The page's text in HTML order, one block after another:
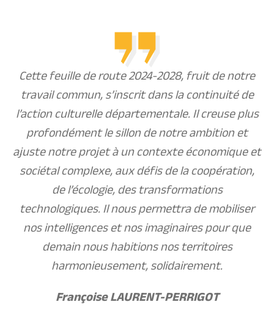
Cette feuille de route 2024-2028, fruit de notre
travail commun, s’inscrit dans la continuité de
l’action culturelle départementale. Il creuse plus
profondément le sillon de notre ambition et
ajuste notre projet à un contexte économique et
sociétal complexe, aux défis de la coopération,
de l’écologie, des transformations
technologiques. Il nous permettra de mobiliser
nos intelligences et nos imaginaires pour que
demain nous habitions nos territoires
harmonieusement, solidairement.
Françoise LAURENT-PERRIGOT